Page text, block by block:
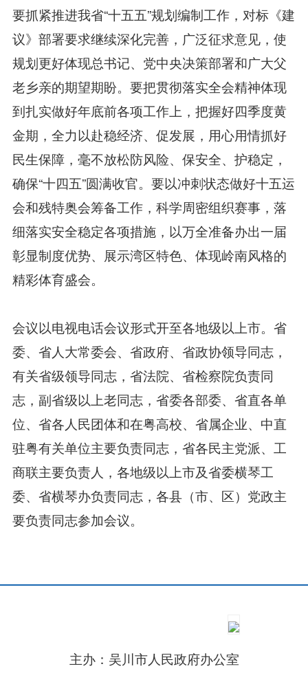
要抓紧推进我省“十五五”规划编制工作，对标《建
议》部署要求继续深化完善，广泛征求意见，使
规划更好体现总书记、党中央决策部署和广大父
老乡亲的期望期盼。要把贯彻落实全会精神体现
到扎实做好年底前各项工作上，把握好四季度黄
金期，全力以赴稳经济、促发展，用心用情抓好
民生保障，毫不放松防风险、保安全、护稳定，
确保“十四五”圆满收官。要以冲刺状态做好十五运
会和残特奥会筹备工作，科学周密组织赛事，落
细落实安全稳定各项措施，以万全准备办出一届
彰显制度优势、展示湾区特色、体现岭南风格的
精彩体育盛会。
会议以电视电话会议形式开至各地级以上市。省
委、省人大常委会、省政府、省政协领导同志，
有关省级领导同志，省法院、省检察院负责同
志，副省级以上老同志，省委各部委、省直各单
位、省各人民团体和在粤高校、省属企业、中直
驻粤有关单位主要负责同志，省各民主党派、工
商联主要负责人，各地级以上市及省委横琴工
委、省横琴办负责同志，各县（市、区）党政主
要负责同志参加会议。
主办：吴川市人民政府办公室